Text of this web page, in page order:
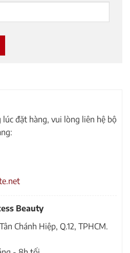
đặt hàng, vui lòng liên hệ bộ
Beauty
Chánh Hiệp, Q.12, TPHCM.